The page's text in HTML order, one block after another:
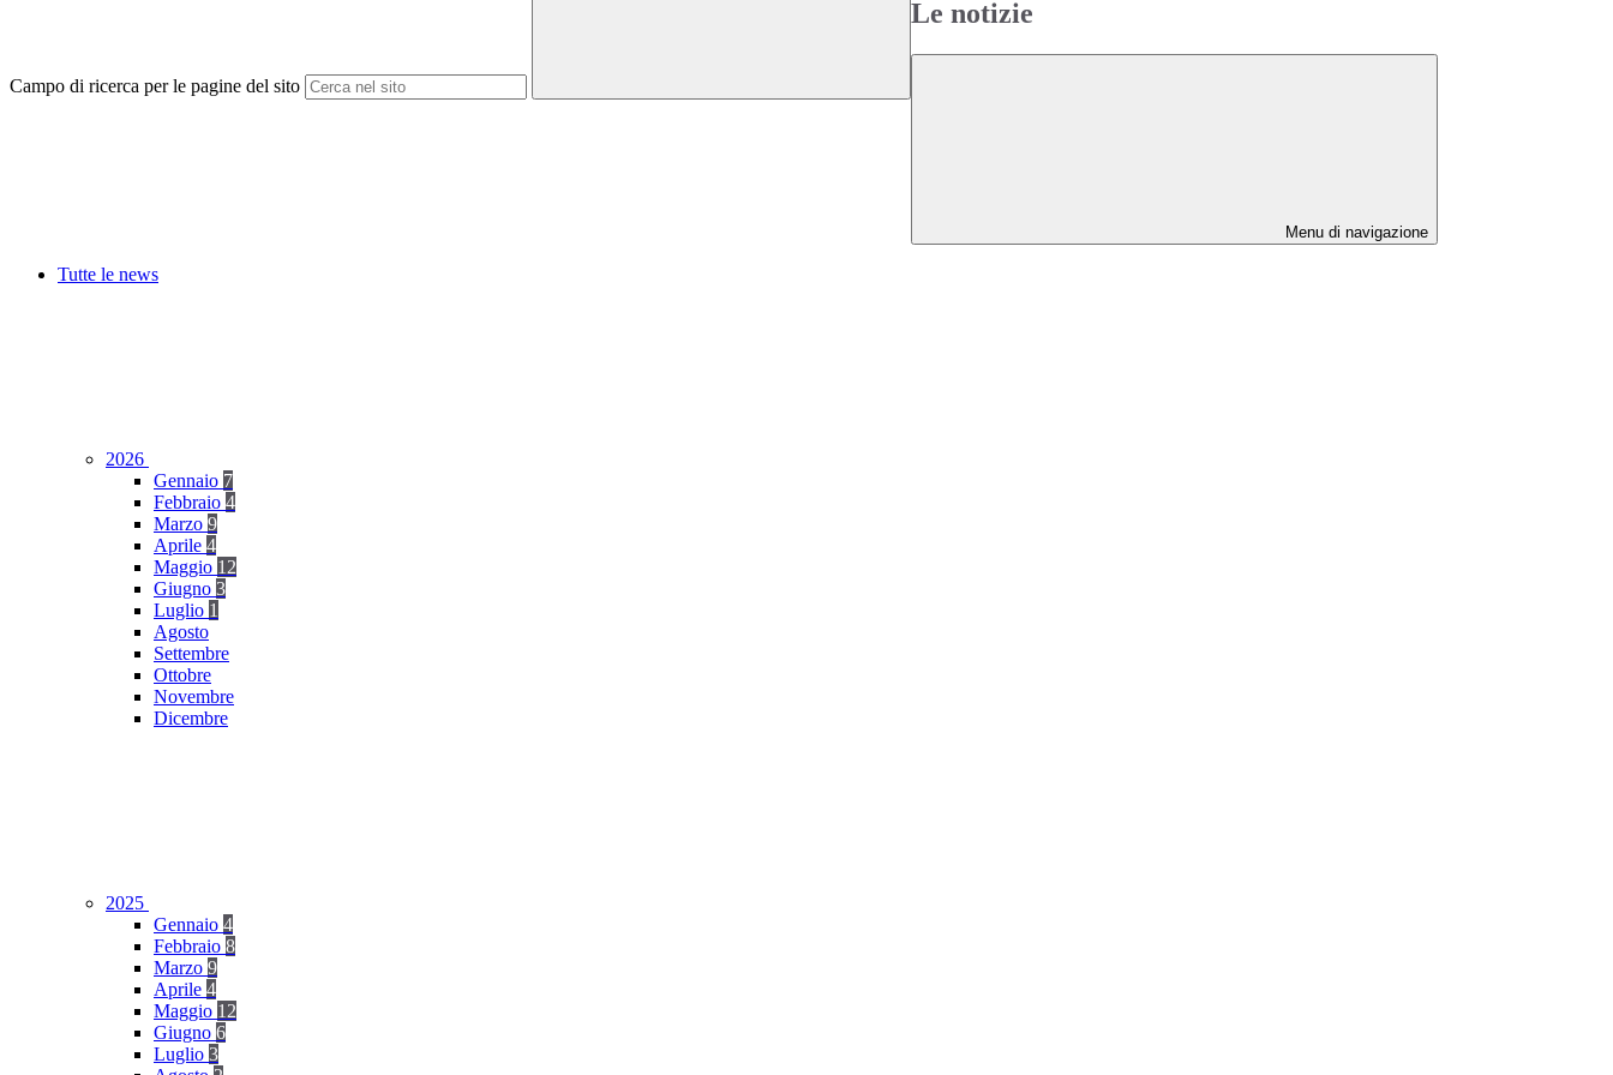
Campo di ricerca per le pagine del sito
Le notizie
Menu di navigazione
Tutte le news
2026
Gennaio 7
Febbraio 4
Marzo 9
Aprile 4
Maggio 12
Giugno 3
Luglio 1
Agosto
Settembre
Ottobre
Novembre
Dicembre
2025
Gennaio 4
Febbraio 8
Marzo 9
Aprile 4
Maggio 12
Giugno 6
Luglio 3